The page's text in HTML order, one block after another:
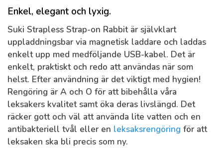
Enkel, elegant och lyxig.
Suki Strapless Strap-on Rabbit är självklart
uppladdningsbar via magnetisk laddare och laddas
enkelt upp med medföljande USB-kabel. Det är
enkelt, praktiskt och redo att användas när som
helst. Efter användning är det viktigt med hygien!
Rengöring är A och O för att bibehålla våra
leksakers kvalitet samt öka deras livslängd. Det
räcker gott och väl att använda lite vatten och en
antibakteriell tvål eller en leksaksrengöring för att
leksaken ska bli precis som ny.